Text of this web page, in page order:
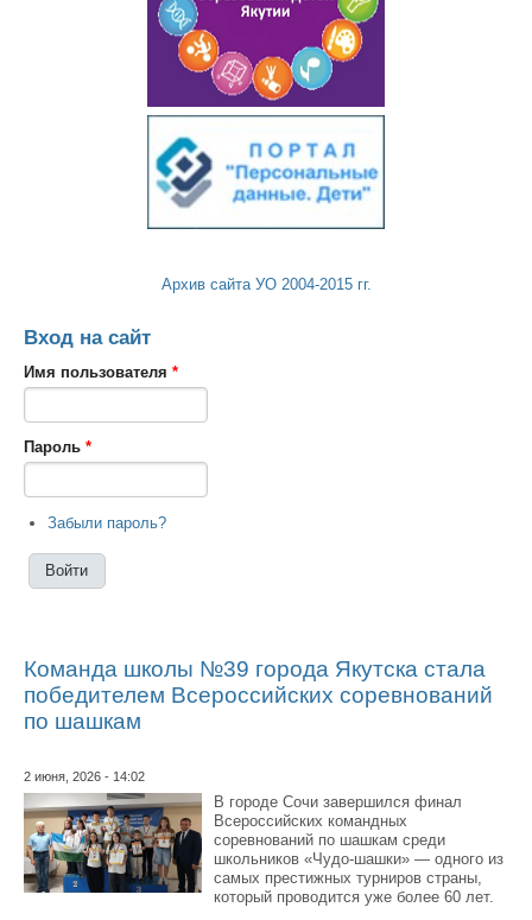
Архив сайта УО 2004-2015 гг.
Вход на сайт
Имя пользователя *
Пароль *
Забыли пароль?
Команда школы №39 города Якутска стала
победителем Всероссийских соревнований
по шашкам
2 июня, 2026 - 14:02
В городе Сочи завершился финал
Всероссийских командных
соревнований по шашкам среди
школьников «Чудо-шашки» — одного из
самых престижных турниров страны,
который проводится уже более 60 лет.